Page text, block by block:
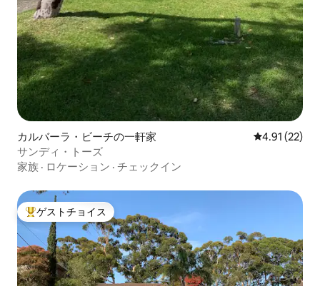
カルバーラ・ビーチの一軒家 レビュー22
4.91 (22)
サンディ・トーズ
家族 · ロケーション · チェックイン
大好評のゲストチョイスです。
ゲストチョイス